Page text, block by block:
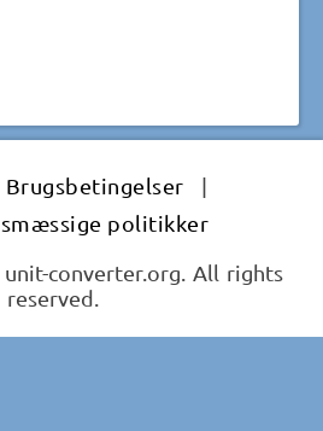
Brugsbetingelser
|
politikker
converter.org. All rights
reserved.